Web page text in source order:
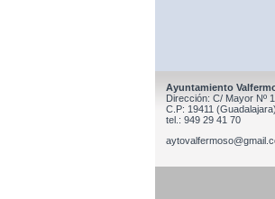
Ayuntamiento
Dirección: C/ Mayor Nº
C.P: 19411 (Guadalajara)
tel.: 949 29 41 70